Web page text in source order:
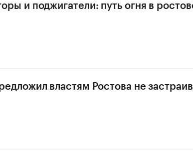
и поджигатели: путь огня в
властям Ростова не